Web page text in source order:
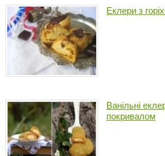
Еклери з
Ванільні
покривалом